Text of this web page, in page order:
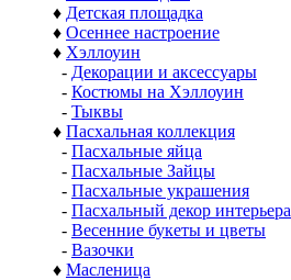
♦ Детская площадка
♦ Осеннее настроение
♦ Хэллоуин
- Декорации и аксессуары
- Костюмы на Хэллоуин
- Тыквы
♦ Пасхальная коллекция
- Пасхальные яйца
- Пасхальные Зайцы
- Пасхальные украшения
- Пасхальный декор интерьера
- Весенние букеты и цветы
- Вазочки
♦ Масленица